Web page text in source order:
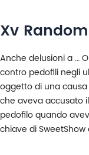
Xv
Anche delusioni a …
contro pedofili negli
oggetto di una
che aveva accusato
pedofilo quando
chiave di